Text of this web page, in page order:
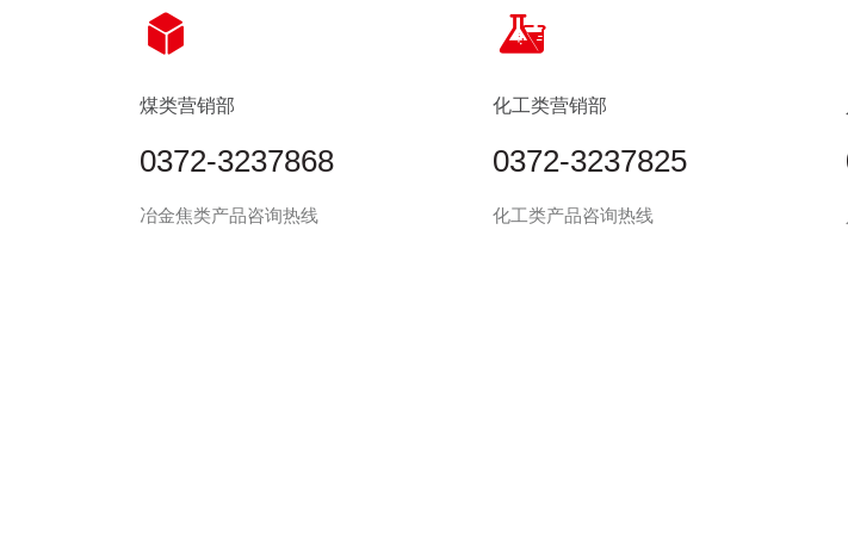

煤类营销部
0372-3237868
冶金焦类产品咨询热线

化工类营销部
0372-3237825
化工类产品咨询热线